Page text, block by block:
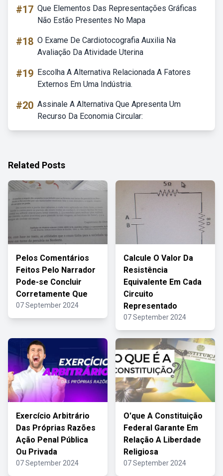
#17 Que Elementos Das Representações Gráficas
Não Estão Presentes No Mapa
#18 O Exame De Cardiotocografia Auxilia Na
Avaliação Da Atividade Uterina
#19 Escolha A Alternativa Relacionada A Fatores
Externos Em Uma Indústria.
#20 Assinale A Alternativa Que Apresenta Um
Recurso Da Economia Circular:
Related Posts
Pelos Comentários
Feitos Pelo Narrador
Pode-se Concluir
Corretamente Que
07 September 2024
Calcule O Valor Da
Resistência
Equivalente Em Cada
Circuito
Representado
07 September 2024
Exercício Arbitrário
Das Próprias Razões
Ação Penal Pública
Ou Privada
07 September 2024
O'que A Constituição
Federal Garante Em
Relação A Liberdade
Religiosa
07 September 2024